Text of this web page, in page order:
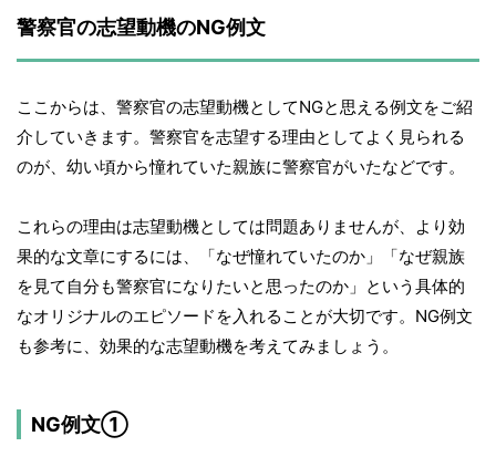
警察官の志望動機のNG例文
ここからは、警察官の志望動機としてNGと思える例文をご紹
介していきます。警察官を志望する理由としてよく見られる
のが、幼い頃から憧れていた親族に警察官がいたなどです。
これらの理由は志望動機としては問題ありませんが、より効
果的な文章にするには、「なぜ憧れていたのか」「なぜ親族
を見て自分も警察官になりたいと思ったのか」という具体的
なオリジナルのエピソードを入れることが大切です。NG例文
も参考に、効果的な志望動機を考えてみましょう。
NG例文①